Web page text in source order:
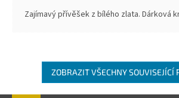
Zajímavý přívěšek z bílého zlata. Dárková
ZOBRAZIT VŠECHNY SOUVISEJÍCÍ